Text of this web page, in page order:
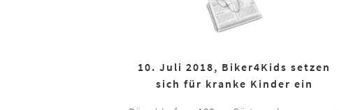
10. Juli 2018, Biker4Kids setzen
sich für kranke Kinder ein